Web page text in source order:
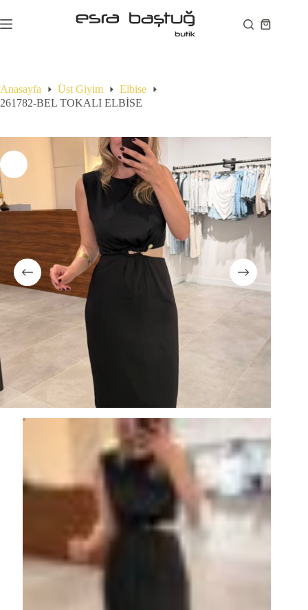
to
content
Shopping
Anasayfa Üst Giyim
Elbise
261782-BEL TOKALI ELBİSE